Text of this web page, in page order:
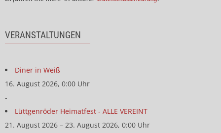
VERANSTALTUNGEN
Diner in Weiß
16. August 2026, 0:00 Uhr
-
Lüttgenröder Heimatfest - ALLE VEREINT
21. August 2026 – 23. August 2026, 0:00 Uhr